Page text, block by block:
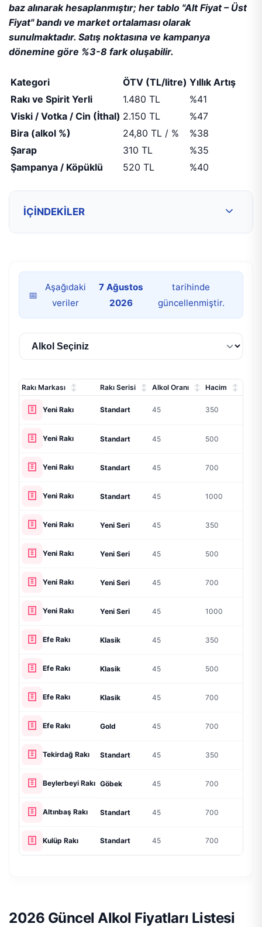
baz alınarak hesaplanmıştır; her tablo "Alt Fiyat – Üst
Fiyat" bandı ve market ortalaması olarak
sunulmaktadır. Satış noktasına ve kampanya
dönemine göre %3-8 fark oluşabilir.
Kategori ÖTV (TL/litre) Yıllık Artış
Rakı ve Spirit Yerli
1.480 TL
%41
Viski / Votka / Cin (İthal) 2.150 TL
%47
Bira (alkol %)
24,80 TL / %
%38
Şarap
310 TL
%35
Şampanya / Köpüklü
520 TL %40
İÇINDEKILER
📅
Aşağıdaki
veriler
7 Ağustos
2026
tarihinde
güncellenmiştir.
Kategori Seçin
Rakı Markası Rakı Serisi Alkol Oranı Hacim
Yeni Rakı Standart 45 350
Yeni Rakı Standart 45 500
Yeni Rakı Standart 45 700
Yeni Rakı Standart 45 1000
Yeni Rakı Yeni Seri 45 350
Yeni Rakı Yeni Seri 45 500
Yeni Rakı Yeni Seri 45 700
Yeni Rakı Yeni Seri 45 1000
Efe Rakı Klasik 45 350
Efe Rakı Klasik 45 500
Efe Rakı Klasik 45 700
Efe Rakı Gold 45 700
Tekirdağ Rakı Standart 45 350
Beylerbeyi Rakı Göbek 45 700
Altınbaş Rakı Standart 45 700
Kulüp Rakı Standart 45 700
2026 Güncel Alkol Fiyatları Listesi